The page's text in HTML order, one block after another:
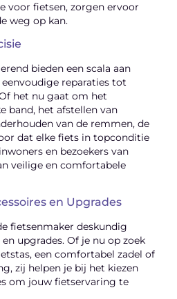
voor fietsen, zorgen ervoor
weg op kan.
bieden een scala aan
reparaties tot
het nu gaat om het
band, het afstellen van
van de remmen, de
dat elke fiets in topconditie
en bezoekers van
veilige en comfortabele
en Upgrades
fietsenmaker deskundig
upgrades. Of je nu op zoek
een comfortabel zadel of
zij helpen je bij het kiezen
om jouw fietservaring te